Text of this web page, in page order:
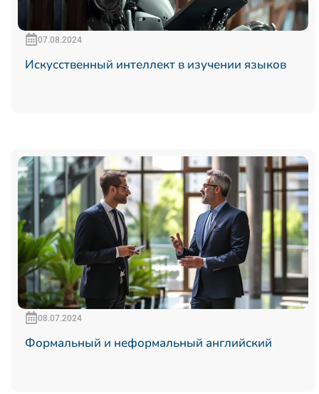
07.08.2024
Искусственный интеллект в изучении языков
08.07.2024
Формальный и неформальный английский